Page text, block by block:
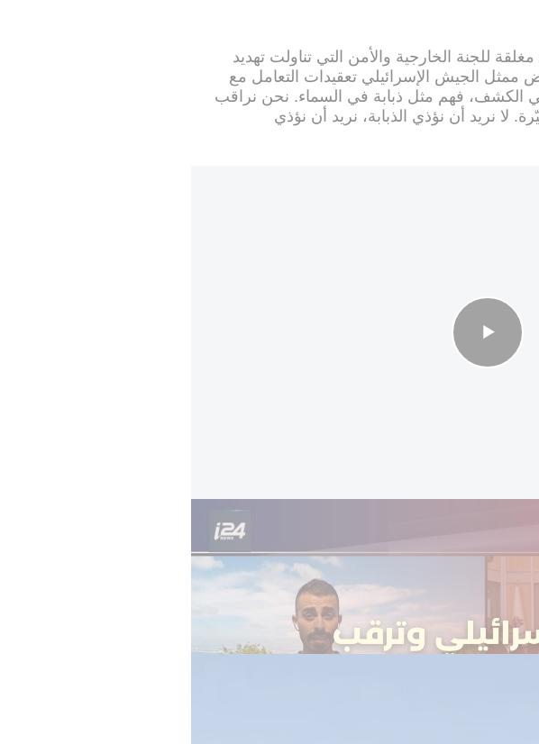
للجنة الخارجية والأمن التي تناولت تهديد
ممثل الجيش الإسرائيلي تعقيدات التعامل مع
في الكشف، فهم مثل ذبابة في السماء. نحن نراقب
لا نريد أن نؤذي الذبابة، نريد أن نؤذي
غارات واسعة على جنوب لبنان بعد تهديدات نتنياهو وكاتس
اللجنة. النائب بوعز بيسموت هاجم ممثل الجيش
شراء طائرة بدون طيار وتشغيلها. المشغل
هناك عدد لا يحصى من البعوض. التكنولوجيا
الأقوال وتساءل: "هل تعرف كم عدد مشغلي
في بير الهج؟ العشرات".